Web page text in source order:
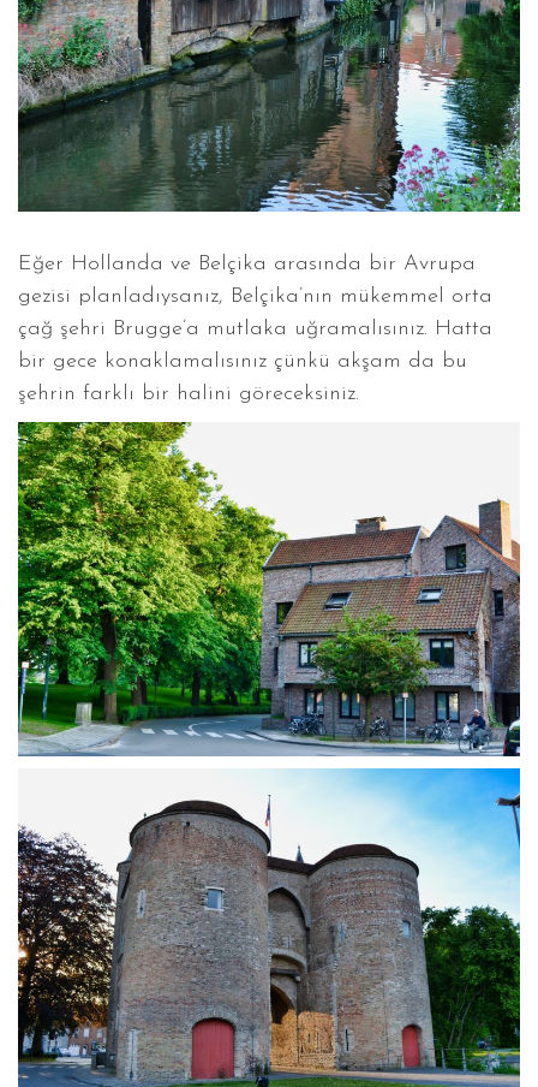
Eğer Hollanda ve Belçika arasında bir Avrupa
gezisi planladıysanız, Belçika’nın mükemmel orta
çağ şehri Brugge’a mutlaka uğramalısınız. Hatta
bir gece konaklamalısınız çünkü akşam da bu
şehrin farklı bir halini göreceksiniz.